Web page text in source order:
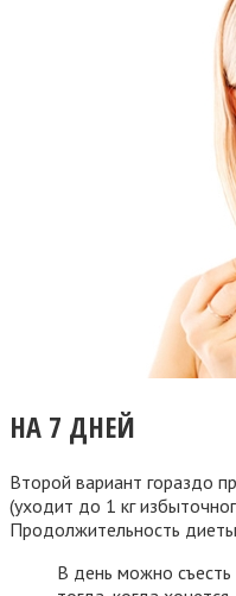
НА 7 ДНЕЙ
Второй вариант гораздо
(уходит до 1 кг
Продолжительность
В день можно